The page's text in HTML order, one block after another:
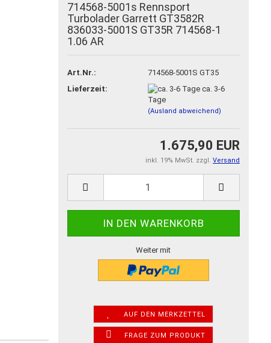
vergessen?
714568-5001s Rennsport
Turbolader Garrett GT3582R
836033-5001S GT35R 714568-1
1.06 AR
Art.Nr.:
714568-5001S GT35
Lieferzeit:
ca. 3-6
Tage
(Ausland abweichend)
1.675,90 EUR
inkl. 19% MwSt. zzgl. Versand
Weiter mit
AUF DEN MERKZETTEL
FRAGE ZUM PRODUKT